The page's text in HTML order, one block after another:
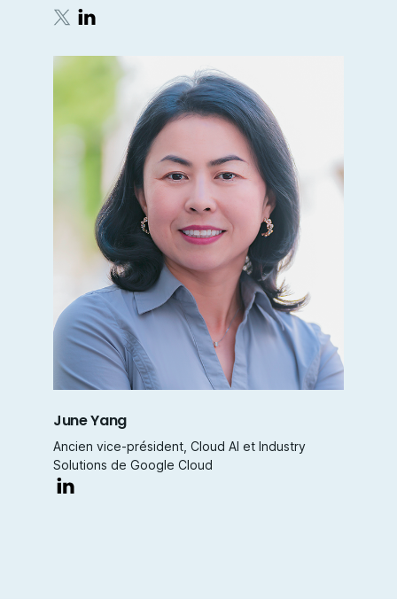
June Yang
Ancien vice-président, Cloud AI et Industry
Solutions de Google Cloud